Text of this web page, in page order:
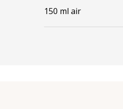
150 ml air